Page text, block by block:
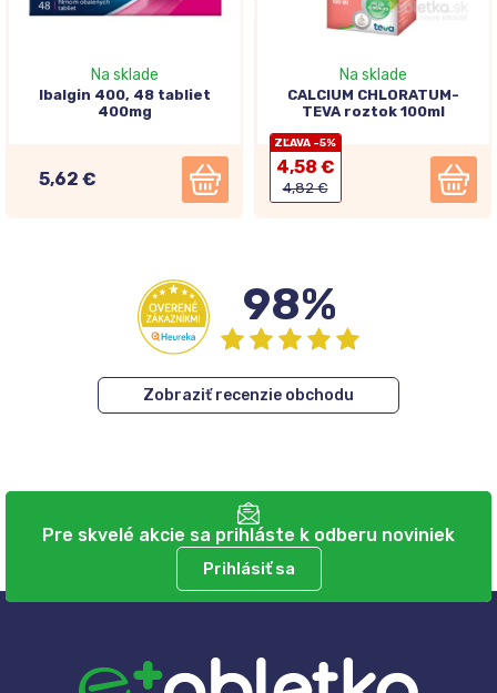
Na sklade
Ibalgin 400, 48 tabliet
400mg
5,62 €
Na sklade
CALCIUM CHLORATUM-
TEVA roztok 100ml
ZĽAVA -5%
4,58 €
4,82 €
98%
Zobraziť recenzie obchodu
Pre skvelé akcie sa prihláste k odberu noviniek
Prihlásiť sa